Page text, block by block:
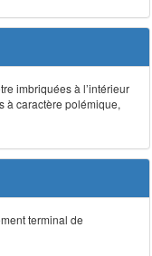
imbriquées à l’intérieur
à caractère polémique,
terminal de